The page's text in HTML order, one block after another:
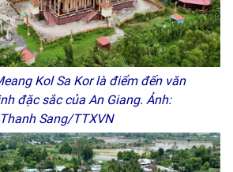
Kol Sa Kor là điểm đến văn
đặc sắc của An Giang. Ảnh:
Thanh Sang/TTXVN